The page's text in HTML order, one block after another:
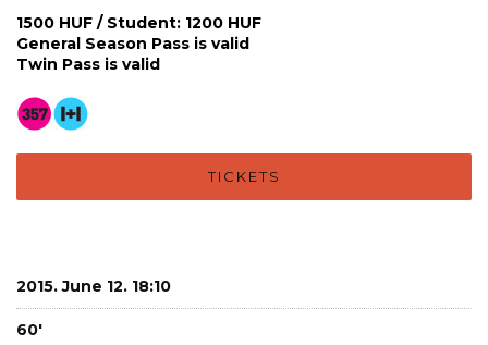
1500 HUF / Student: 1200 HUF
General Season Pass is valid
Twin Pass is valid
TICKETS
2015. June 12. 18:10
60'